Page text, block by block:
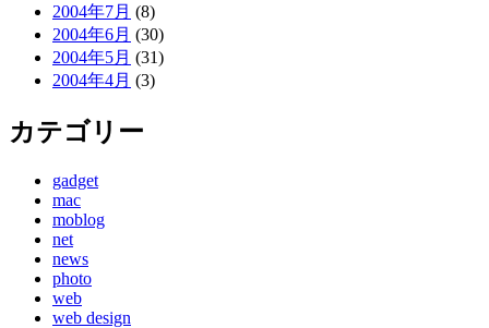
2004年7月 (8)
2004年6月 (30)
2004年5月 (31)
2004年4月 (3)
カテゴリー
gadget
mac
moblog
net
news
photo
web
web design